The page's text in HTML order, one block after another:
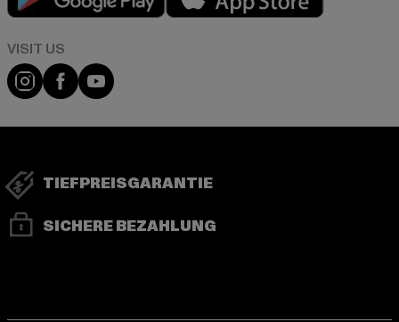
Visit our Instagram page:
Visit our Facebook page:
Visit our YouTube channel:
TIEFPREISGARANTIE
SICHERE BEZAHLUNG